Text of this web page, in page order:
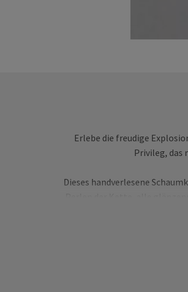
Erlebe die freudige
Privileg, das
Dieses handverlesene
Die Korallenstücke in